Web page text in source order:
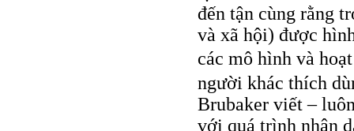
đến tận cùng rằng
và xã hội) được
các mô hình và
người khác thích
Brubaker viết –
với quá trình nhận